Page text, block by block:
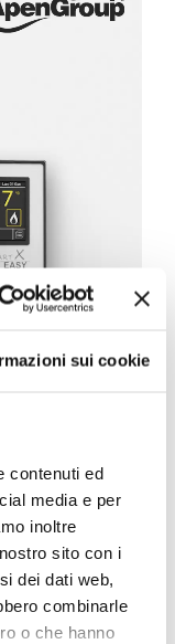
sui cookie
contenuti ed
media e per
inoltre
sito con i
dei dati web,
combinarle
o che hanno
,Assistenza